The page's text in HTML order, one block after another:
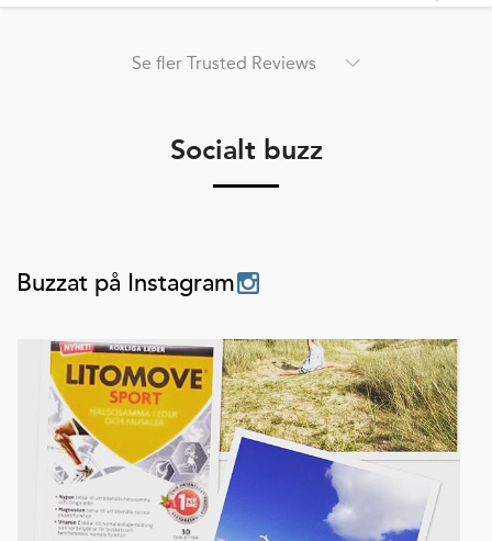
Se fler Trusted Reviews
Socialt buzz
Buzzat på Instagram